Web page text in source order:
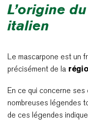
L’origine
italien
Le mascarpone est un
précisément de la
En ce qui concerne ses
nombreuses légendes
de ces légendes